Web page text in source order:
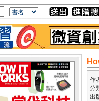
作
分
出